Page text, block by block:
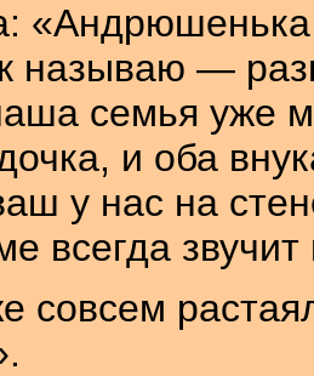
называю —
семья уже
и оба
у нас на
всегда
совсем